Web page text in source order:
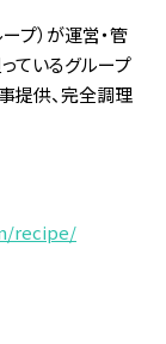
プ）が運営・管
ているグループ
提供、完全調理
recipe/